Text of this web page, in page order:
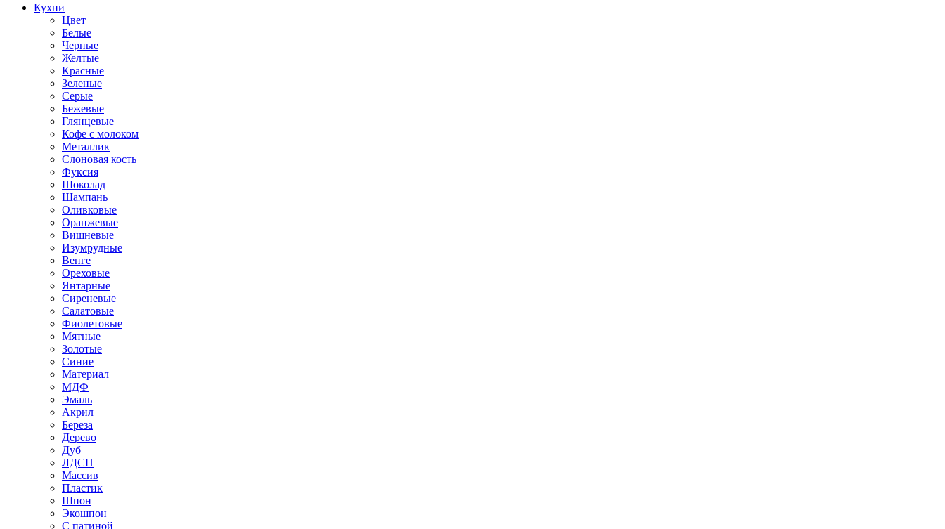
Кухни
Цвет
Белые
Черные
Желтые
Красные
Зеленые
Серые
Бежевые
Глянцевые
Кофе с молоком
Металлик
Слоновая кость
Фуксия
Шоколад
Шампань
Оливковые
Оранжевые
Вишневые
Изумрудные
Венге
Ореховые
Янтарные
Сиреневые
Салатовые
Фиолетовые
Мятные
Золотые
Синие
Материал
МДФ
Эмаль
Акрил
Береза
Дерево
Дуб
ЛДСП
Массив
Пластик
Шпон
Экошпон
С патиной